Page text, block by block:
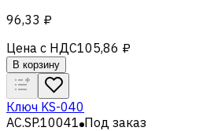
96,33 ₽
Цена с НДС105,86 ₽
В корзину
Ключ KS-040
AC.SP.10041 Под заказ